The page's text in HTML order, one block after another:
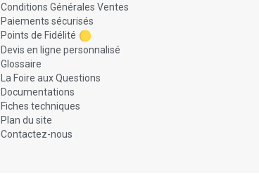
Conditions Générales Ventes
Paiements sécurisés
Points de Fidélité
Devis en ligne personnalisé
Glossaire
La Foire aux Questions
Documentations
Fiches techniques
Plan du site
Contactez-nous